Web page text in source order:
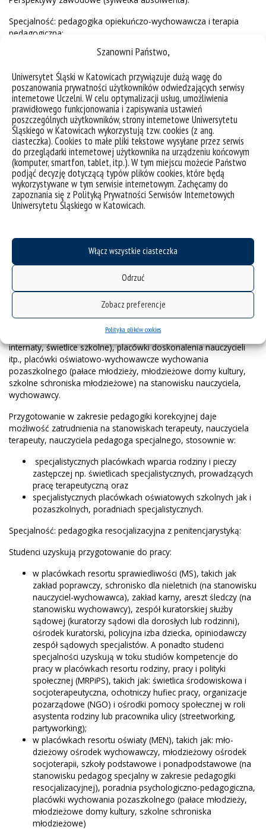
Szanowni Państwo,
Uniwersytet Śląski w Katowicach przywiązuje dużą wagę do
poszanowania prywatności użytkowników odwiedzających serwisy
internetowe Uczelni. W celu optymalizacji usług, umożliwienia
prawidłowego funkcjonowania i zapisywania ustawień
poszczególnych użytkowników, strony internetowe Uniwersytetu
Śląskiego w Katowicach wykorzystują tzw. cookies (z ang.
ciasteczka). Cookies to małe pliki tekstowe wysyłane przez serwis
do przeglądarki internetowej użytkownika na urządzeniu końcowym
(komputer, smartfon, tablet, itp.). W tym miejscu możecie Państwo
podjąć decyzję dotyczącą typów plików cookies, które będą
wykorzystywane w tym serwisie internetowym. Zachęcamy do
zapoznania się z Polityką Prywatności Serwisów Internetowych
Uniwersytetu Śląskiego w Katowicach.
Włącz wszystkie ciasteczka
Odrzuć
Zobacz preferencje
Polityka plików cookies
Specjalność: pedagogika opiekuńczo-wychowawcza i terapia
pedagogiczna:
Studia dają kwalifikacje do pracy w placówkach resortu rodziny,
w placówkach wsparcia rodziny np. świetlicach
środowiskowych, klubach i ogniskach wychowawczych, w
pracy podwórkowej na stanowisku wychowawcy,
pedagoga oraz
w placówkach pieczy zastępczej na stanowisku pedagoga,
wychowawcy
w pieczy rodzinnej, tj. rodziny zastępcze zawodowe,
pogotowia rodzinne, rodzinne domy dziecka oraz
pieczy instytucjonalnej: opiekuńczo-wychowawczej typu
socjalizacyjnego (domy dziecka), interwencyjnego,
rodzinnego, w interwencyjnych ośrodkach preadopcyjnych
dziennego pobytu.
Dzięki połączeniu specjalności opiekuńczo-wychowawczej z
pedagogiką korekcyjną (terapia pedagogiczna), studenci uzyskują
przygotowanie do pracy w placówkach resortu oświaty (MEN),
takich jak: szkoły, poradnie psychologiczno-pedagogiczne,
pobierania nauki poza miejscem stałego zamieszkania (bursy,
internaty, świetlice szkolne), placówki doskonalenia nauczycieli
itp., placówki oświatowo-wychowawcze wychowania
pozaszkolnego (pałace młodzieży, młodzieżowe domy kultury,
szkolne schroniska młodzieżowe) na stanowisku nauczyciela,
wychowawcy.
Przygotowanie w zakresie pedagogiki korekcyjnej daje
możliwość zatrudnienia na stanowiskach terapeuty, nauczyciela
terapeuty, nauczyciela pedagoga specjalnego, stosownie w:
specjalistycznych placówkach wparcia rodziny i pieczy
zastępczej np. świetlicach specjalistycznych, prowadzących
pracę terapeutyczną oraz
specjalistycznych placówkach oświatowych szkolnych jak i
pozaszkolnych, poradniach specjalistycznych.
Specjalność: pedagogika resocjalizacyjna z penitencjarystyką:
Studenci uzyskują przygotowanie do pracy:
w placówkach resortu sprawiedliwości (MS), takich jak
zakład poprawczy, schronisko dla nieletnich (na stanowisku
nauczyciel-wychowawca), zakład karny, areszt śledczy (na
stanowisku wychowawcy), zespół kuratorskiej służby
sądowej (kuratorzy sądowi dla dorosłych lub rodzinni),
ośrodek kuratorski, policyjna izba dziecka, opiniodawczy
zespół sądowych specjalistów. A ponadto studenci
specjalności uzyskują w toku studiów kompetencje do
pracy w placówkach resortu rodziny, pracy i polityki
społecznej (MRPiPS), takich jak: świetlica środowiskowa i
socjoterapeutyczna, ochotniczy hufiec pracy, organizacje
pozarządowe (NGO) i ośrodki pomocy społecznej w roli
asystenta rodziny lub pracownika ulicy (streetworking,
partyworking);
w placówkach resortu oświaty (MEN), takich jak: mło­
dzieżowy ośrodek wychowawczy, młodzieżowy ośrodek
socjoterapii, szkoły podstawowe i ponadpodstawowe (na
stanowisku pedagog specjalny w zakresie pedagogiki
resocjalizacyjnej), poradnia psychologiczno-pedagogiczna,
placówki wychowania pozaszkolnego (pałace młodzieży,
młodzieżowe domy kultury, szkolne schroniska
młodzieżowe)